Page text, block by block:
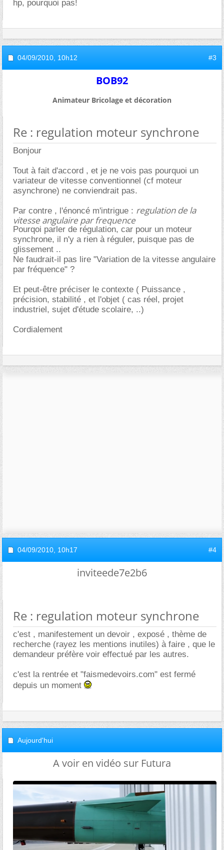
hp, pourquoi pas!
04/09/2010, 10h12 #3
BOB92
Animateur Bricolage et décoration
Re : regulation moteur synchrone
Bonjour
Tout à fait d'accord , et je ne vois pas pourquoi un
variateur de vitesse conventionnel (cf moteur
asynchrone) ne conviendrait pas.
Par contre , l'énoncé m'intrigue : regulation de la
vitesse angulaire par frequence
Pourqoi parler de régulation, car pour un moteur
synchrone, il n'y a rien à réguler, puisque pas de
glissement ..
Ne faudrait-il pas lire "Variation de la vitesse angulaire
par fréquence" ?
Et peut-être préciser le contexte ( Puissance ,
précision, stabilité , et l'objet ( cas réel, projet
industriel, sujet d'étude scolaire, ..)
Cordialement
04/09/2010, 10h17 #4
inviteede7e2b6
Re : regulation moteur synchrone
c'est , manifestement un devoir , exposé , thème de
recherche (rayez les mentions inutiles) à faire , que le
demandeur préfère voir effectué par les autres.
c'est la rentrée et "faismedevoirs.com" est fermé
depuis un moment
Aujourd'hui
A voir en vidéo sur Futura